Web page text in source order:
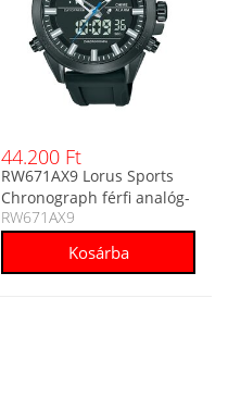
44.200 Ft
RW671AX9 Lorus Sports
Chronograph férfi analóg-
digitális karóra
RW671AX9